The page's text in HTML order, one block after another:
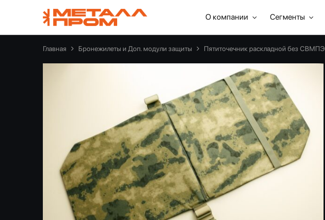
ООО
"Металлпром"
—
Пенза
О компании Сегменты
Главная Бронежилеты и Доп. модули защиты Пятиточечник раскладной без СВМПЭ